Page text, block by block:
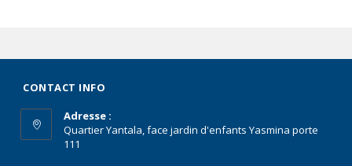
CONTACT INFO
Adresse :
Quartier Yantala, face jardin d'enfants Yasmina porte
111